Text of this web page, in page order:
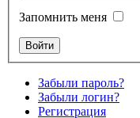
Запомнить меня
Забыли пароль?
Забыли логин?
Регистрация